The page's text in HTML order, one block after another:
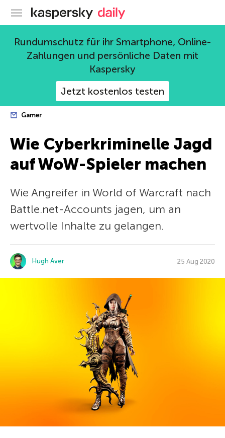
Offizieller Blog von Kaspersky
Rundumschutz für ihr Smartphone, Online-
Zahlungen und persönliche Daten mit
Kaspersky
Jetzt kostenlos testen
Gamer
Wie Cyberkriminelle Jagd
auf WoW-Spieler machen
Wie Angreifer in World of Warcraft nach
Battle.net-Accounts jagen, um an
wertvolle Inhalte zu gelangen.
Hugh Aver 25 Aug 2020